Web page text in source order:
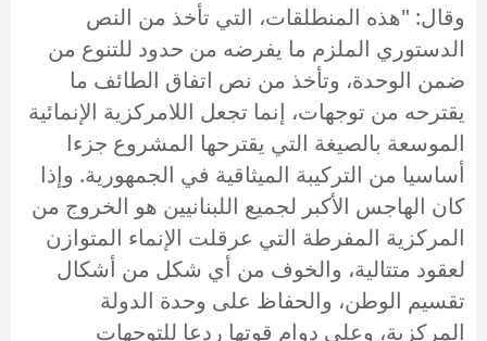
وقال: "هذه المنطلقات، التي تأخذ من النص
الدستوري الملزم ما يفرضه من حدود للتنوع من
ضمن الوحدة، وتأخذ من نص اتفاق الطائف ما
يقترحه من توجهات، إنما تجعل اللامركزية الإنمائية
الموسعة بالصيغة التي يقترحها المشروع جزءا
أساسيا من التركيبة الميثاقية في الجمهورية. وإذا
كان الهاجس الأكبر لجميع اللبنانيين هو الخروج من
المركزية المفرطة التي عرقلت الإنماء المتوازن
لعقود متتالية، والخوف من أي شكل من أشكال
تقسيم الوطن، والحفاظ على وحدة الدولة
المركزية، وعلى دوام قوتها ردعا للتوجهات